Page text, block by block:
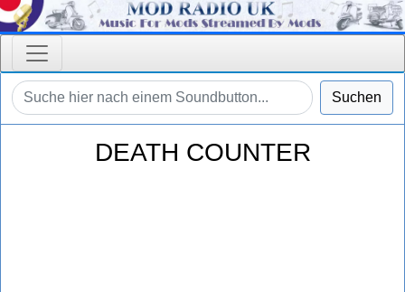
Suchen
DEATH COUNTER